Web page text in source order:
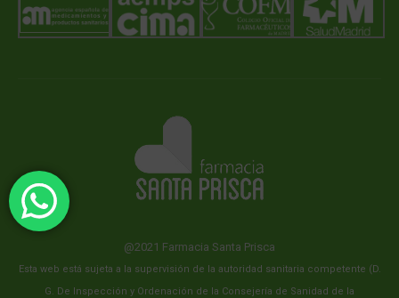
@2021 Farmacia Santa Prisca
Esta web está sujeta a la supervisión de la autoridad sanitaria competente (D.
G. De Inspección y Ordenación de la Consejería de Sanidad de la